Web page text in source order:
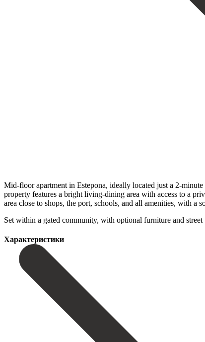
Mid-floor apartment in Estepona, ideally located just a 2-
property features a bright living-dining area with access to a
area close to shops, the port, schools, and all amenities, with
‌Set within ‌a gated ‌community, with optional furniture and
Характеристики